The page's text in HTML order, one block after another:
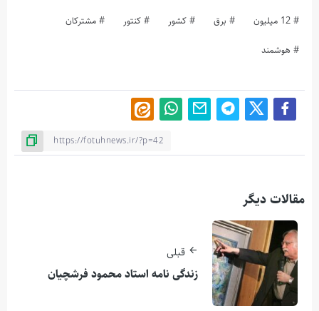
12 میلیون برق کشور کنتور مشترکان
هوشمند
مقالات دیگر
قبلی
زندگی نامه استاد محمود فرشچیان